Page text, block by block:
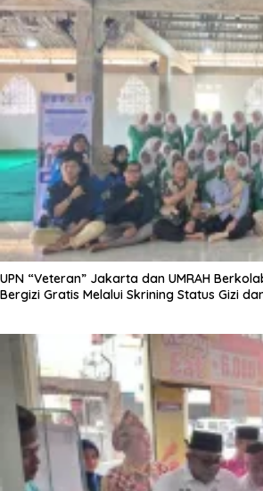
UPN “Veteran” Jakarta dan UMRAH
Bergizi Gratis Melalui Skrining Status Gizi